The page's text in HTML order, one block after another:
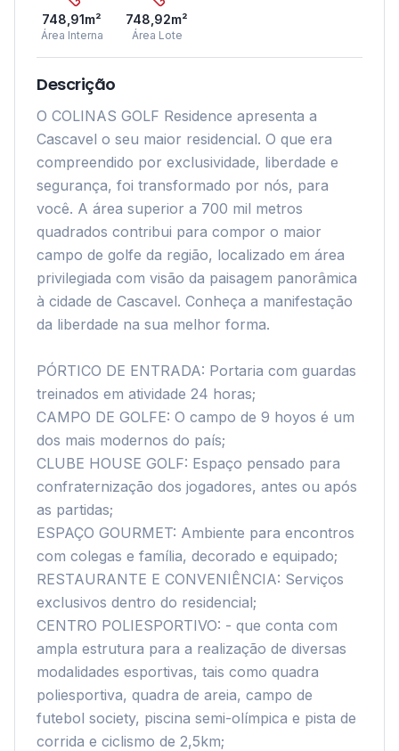
748,91m²
Área Interna
748,92m²
Área Lote
Descrição
O COLINAS GOLF Residence apresenta a
Cascavel o seu maior residencial. O que era
compreendido por exclusividade, liberdade e
segurança, foi transformado por nós, para
você. A área superior a 700 mil metros
quadrados contribui para compor o maior
campo de golfe da região, localizado em área
privilegiada com visão da paisagem panorâmica
à cidade de Cascavel. Conheça a manifestação
da liberdade na sua melhor forma.
PÓRTICO DE ENTRADA: Portaria com guardas
treinados em atividade 24 horas;
CAMPO DE GOLFE: O campo de 9 hoyos é um
dos mais modernos do país;
CLUBE HOUSE GOLF: Espaço pensado para
confraternização dos jogadores, antes ou após
as partidas;
ESPAÇO GOURMET: Ambiente para encontros
com colegas e família, decorado e equipado;
RESTAURANTE E CONVENIÊNCIA: Serviços
exclusivos dentro do residencial;
CENTRO POLIESPORTIVO: - que conta com
ampla estrutura para a realização de diversas
modalidades esportivas, tais como quadra
poliesportiva, quadra de areia, campo de
futebol society, piscina semi-olímpica e pista de
corrida e ciclismo de 2,5km;